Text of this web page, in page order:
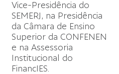
Vice-Presidência do
SEMERJ, na Presidência
da Câmara de Ensino
Superior da CONFENEN
e na Assessoria
Institucional do
FinancIES.